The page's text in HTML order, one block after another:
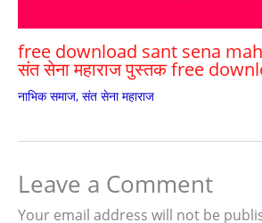
free download sant sena
संत सेना महाराज पुस्तक free
नाभिक समाज, संत सेना महाराज
Leave a Comment
Your email address will not be